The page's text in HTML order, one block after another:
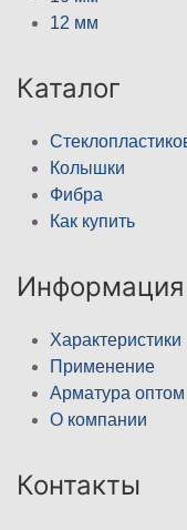
12 мм
Каталог
Колышки
Фибра
Как купить
Информация
Характеристики
Применение
Арматура оптом
О компании
Контакты